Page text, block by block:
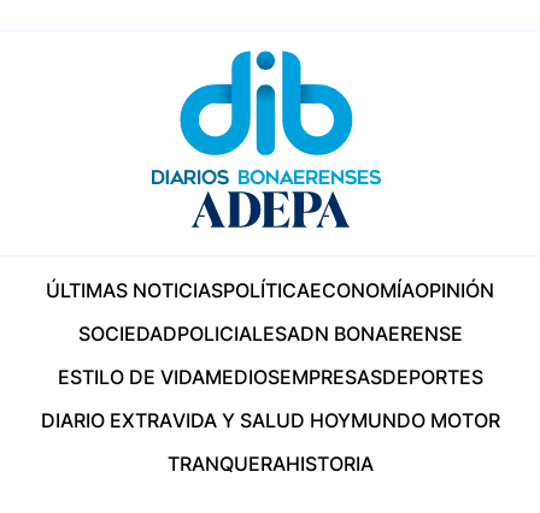
ÚLTIMAS NOTICIASPOLÍTICAECONOMÍAOPINIÓN
SOCIEDADPOLICIALESADN BONAERENSE
ESTILO DE VIDAMEDIOSEMPRESASDEPORTES
DIARIO EXTRAVIDA Y SALUD HOYMUNDO MOTOR
TRANQUERAHISTORIA